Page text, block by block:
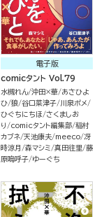
電子版
comicタント Vol.79
水槻れん 沖田×華 あさひよ
ひ 狼 谷口菜津子 川泉ポメ
ひぐちにちほ さくましお
り
comicタント編集部 稲村
カブネ 天池康夫 meeco 冴
時涼月
森マシミ 真田往里 藤
原嗚呼子 ゆーぐち